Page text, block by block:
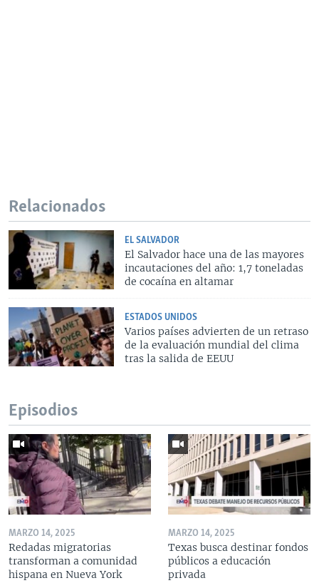
Relacionados
EL SALVADOR
El Salvador hace una de las mayores
incautaciones del año: 1,7 toneladas
de cocaína en altamar
ESTADOS UNIDOS
Varios países advierten de un retraso
de la evaluación mundial del clima
tras la salida de EEUU
Episodios
MARZO 14, 2025
Redadas migratorias
transforman a comunidad
hispana en Nueva York
MARZO 14, 2025
Texas busca destinar fondos
públicos a educación
privada